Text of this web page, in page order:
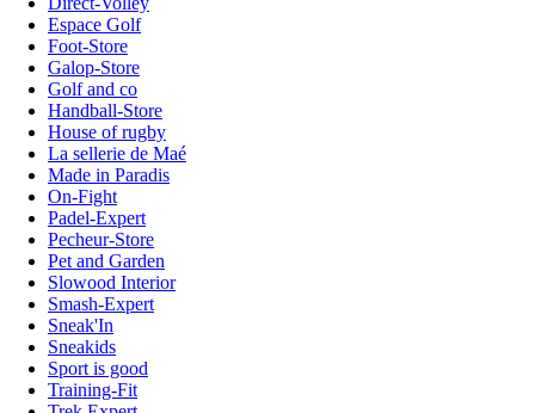
Espace Golf
Foot-Store
Galop-Store
Golf and co
Handball-Store
House of rugby
La sellerie de Maé
Made in Paradis
On-Fight
Padel-Expert
Pecheur-Store
Pet and Garden
Slowood Interior
Smash-Expert
Sneak'In
Sneakids
Sport is good
Training-Fit